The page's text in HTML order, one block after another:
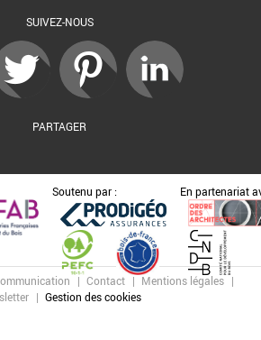
SUIVEZ-NOUS
PARTAGER
Soutenu par : En partenariat
Contact
Mentions légales
Gestion des cookies